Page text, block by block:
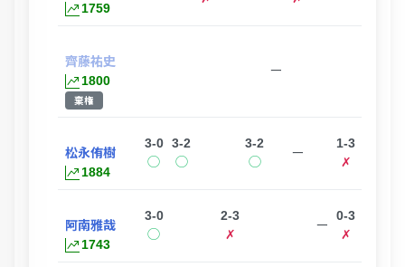
1759
齊藤祐史
1800
棄権
ー
松永侑樹
1884
3-0
◯
3-2
◯
3-2
◯
ー
1-3
✗
阿南雅哉
1743
3-0
◯
2-3
✗
ー
0-3
✗